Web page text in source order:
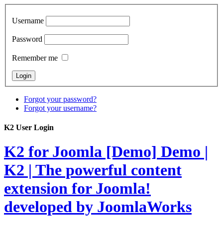
Username
Password
Remember me
Forgot your password?
Forgot your username?
K2 User Login
K2 for Joomla [Demo] Demo |
K2 | The powerful content
extension for Joomla!
developed by JoomlaWorks